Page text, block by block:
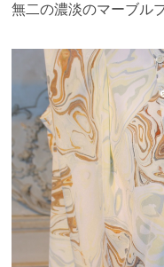
無二の濃淡のマーブル